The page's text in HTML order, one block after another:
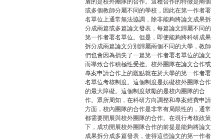
或多個教師分屬不同的學校，因此在第一作者署
名單位上通常無法協調，除非能夠將論文成果拆
分成兩篇或多篇論文發表，每篇論文歸屬不同的
第一作者署名單位。但是，即使能夠將科研成果
拆分成兩篇論文分別歸屬兩個不同的大學，教師
們也會因為損失了一篇第一作者署名單位的論文
而導致合作積極性受挫。校外團隊在論文合作或
專案申請合作上的難點就在於大學的第一作者署
名單位考核制度。這個制度是妨礙校外團隊合作
的最大障礙。這個制度鼓勵的是校內團隊的合
作。眾所周知，在科研方向調整和專案經費申請
方面，校內團隊的合作是非常有局限性的，通常
都需要開展與校外團隊的合作。在現行考核政策
下，成功開展校外團隊合作的前提是能夠將論文
成果拆分成多篇發表，使得這些論文的第一作者